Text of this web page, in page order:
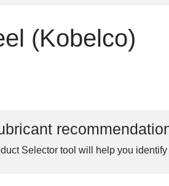
(Kobelco)
Selector tool will help you